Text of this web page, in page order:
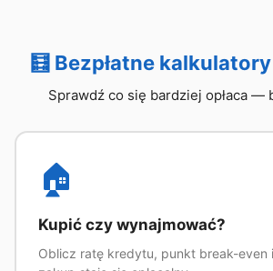
🧮 Bezpłatne
Sprawdź co się bardziej opłaca —
🏠
Kupić czy wynajmować?
Oblicz ratę kredytu, punkt break-even